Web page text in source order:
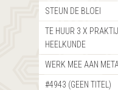
STEUN DE BLOEI
TE HUUR 3 X
HEELKUNDE
WERK MEE AAN
#4943 (GEEN TITEL)